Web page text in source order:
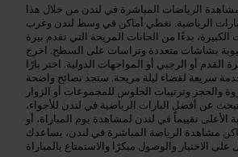
الرياضات المباشرة في لندن من خلال هذا
الرياضية. نغطي أماكن في وسط لندن وغرب
بدءًا من الحانات المريحة التي تقدم بيرة
بشاشات متعددة وتراسات على السطح. اخرج
القدم أو الرجبي أو المواجهات الدولية. اختر بارًا
سريعة لقضاء ليلة مريحة. ستجد نصائح واضحة
والحجز وترتيبات الجلوس للمجموعات أو الزوار
عن أفضل البارات الرياضية في لندن للأجواء،
الأعلى تقييماً في لندن لمشاهدة يوم المباراة، أو
مشاهدة الرياضة المباشرة في لندن، يساعدك